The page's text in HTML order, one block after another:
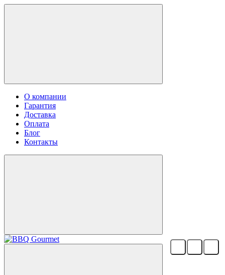
О компании
Гарантия
Доставка
Оплата
Блог
Контакты